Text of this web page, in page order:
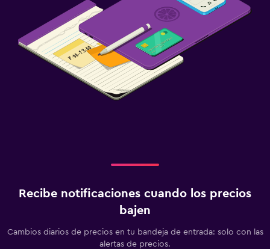
Recibe notificaciones cuando los precios
bajen
Cambios diarios de precios en tu bandeja de entrada: solo con las
alertas de precios.